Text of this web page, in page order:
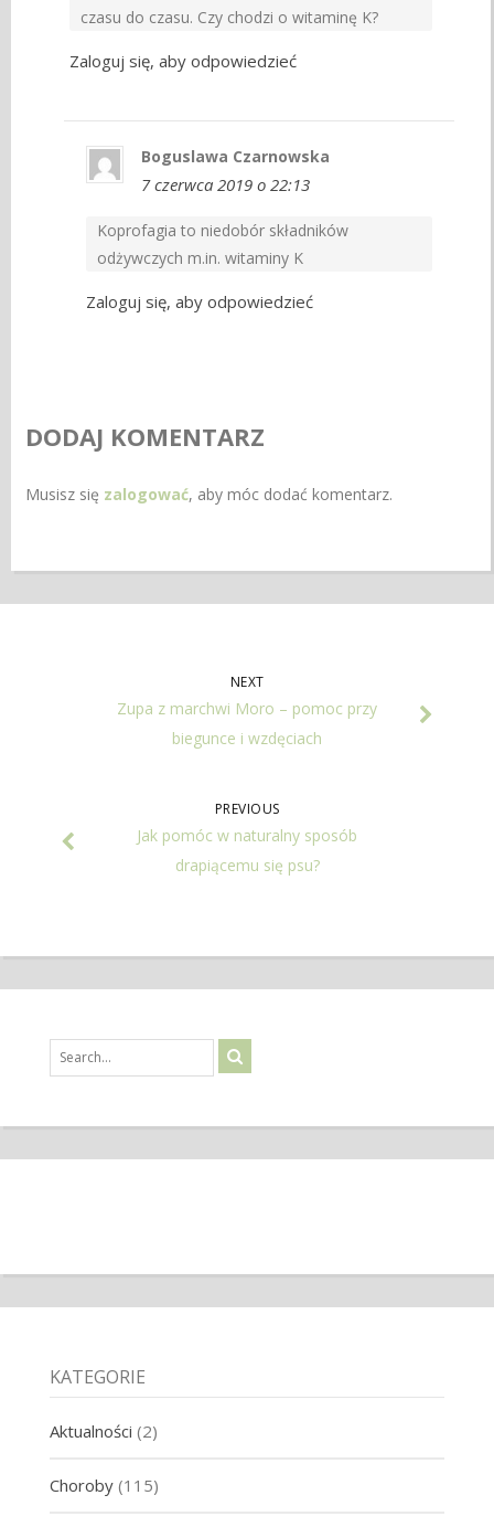
czasu do czasu. Czy chodzi o witaminę K?
Zaloguj się, aby odpowiedzieć
Boguslawa Czarnowska
7 czerwca 2019 o 22:13
Koprofagia to niedobór składników
odżywczych m.in. witaminy K
Zaloguj się, aby odpowiedzieć
DODAJ KOMENTARZ
Musisz się zalogować, aby móc dodać komentarz.
NEXT
Zupa z marchwi Moro – pomoc przy
biegunce i wzdęciach
PREVIOUS
Jak pomóc w naturalny sposób
drapiącemu się psu?
KATEGORIE
Aktualności (2)
Choroby(115)